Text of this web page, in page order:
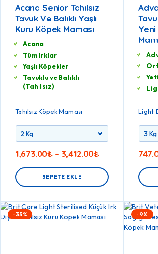
Acana Senior Tahılsız
Tavuk Ve Balıklı Yaşlı
Kuru Köpek Maması
Acana
Tüm Irklar
Yaşlı Köpekler
Tavuklu ve Balıklı
(Tahılsız)
Tahılsız Köpek Maması
1,673.00₺– 3,412.00₺
SEPETE EKLE
Light
-33% -9%